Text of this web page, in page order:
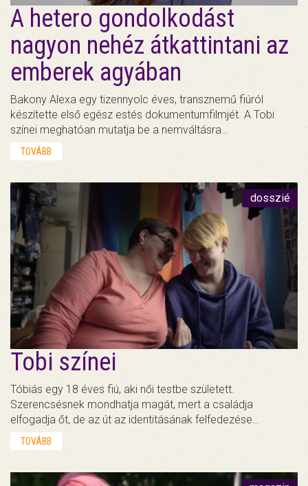
A hetero gondolkodást
nagyon nehéz átkattintani az
emberek agyában
Bakony Alexa egy tizennyolc éves, transznemű fiúról
készítette első egész estés dokumentumfilmjét. A Tobi
színei meghatóan mutatja be a nemváltásra…
TOVÁBB
dosszié
Tobi színei
Tóbiás egy 18 éves fiú, aki női testbe született.
Szerencsésnek mondhatja magát, mert a családja
elfogadja őt, de az út az identitásának felfedezése…
TOVÁBB